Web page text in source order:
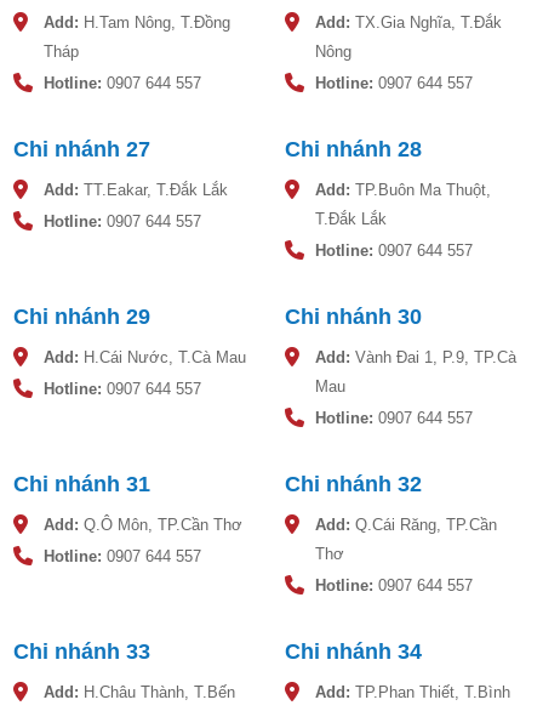
nguy cơ tác động vào bồn nước.
Đảm bảo bồn nước không đựng hóa chất và axit có nồng
độ cao, không ở sát khu vực có hóa chất.
đích sử dụng nên hướng dẫn lắp đặt trong tài liệu này cũng
chỉ nêu hướng dẫn lắp đặt bồn nhựa đứng. Với các loại bồn
nước ngang thì các bước lắp ráp cũng tương tự như bồn
nước nhựa không có chân bồn nằm riêng lẻ mà chân bồn
Toàn bộ mặt phẳng đặt bồn nhựa phải tiếp xúc trực tiếp với
toàn bộ mặt phẳng đáy bồn, không được kê gạch hoặc cây
gỗ giữa mặt phẳng bồn nhựa và đáy bồn nhựa (nếu kê 2
của cả bồn nước sẽ tập trung lên thanh gỗ, và sẽ làm nứt,
vỡ bồn tại vị trí kê giữa thanh gỗ và đáy bồn)
Có thể đặt bồn nước nhựa trực tiếp xuống nền nhà hoặc
nền sân thượng mà không ảnh hưởng đến tuổi thọ của bồn.
với mặt đất, không đặt bồn nằm nghiêng rễ làm bồn bị lật
đổ... làm hư hỏng bồn nhựa.
Add: H.Tam Nông, T.Đồng
Tháp
Hotline: 0907 644 557
Add: TX.Gia Nghĩa, T.Đắk
Nông
Hotline: 0907 644 557
Chi nhánh 27
Add: TT.Eakar, T.Đắk Lắk
Hotline: 0907 644 557
Chi nhánh 28
Add: TP.Buôn Ma Thuột,
T.Đắk Lắk
Hotline: 0907 644 557
Chi nhánh 29
Add: H.Cái Nước, T.Cà Mau
Hotline: 0907 644 557
Chi nhánh 30
Add: Vành Đai 1, P.9, TP.Cà
Mau
Hotline: 0907 644 557
Chi nhánh 31
Add: Q.Ô Môn, TP.Cần Thơ
Hotline: 0907 644 557
Chi nhánh 32
Add: Q.Cái Răng, TP.Cần
Thơ
Hotline: 0907 644 557
Chi nhánh 33
Add: H.Châu Thành, T.Bến
Chi nhánh 34
Add: TP.Phan Thiết, T.Bình